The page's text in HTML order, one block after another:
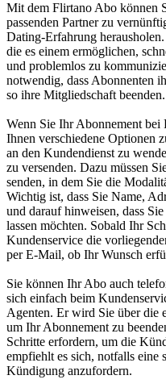
Mit dem Flirtano Abo können
passenden Partner zu
Dating-Erfahrung
die es einem ermöglichen,
und problemlos zu
notwendig, dass Abonnenten
so ihre Mitgliedschaft beenden.
Wenn Sie Ihr Abonnement bei
Ihnen verschiedene Optionen
an den Kundendienst zu
zu versenden. Dazu müssen
senden, in dem Sie die
Wichtig ist, dass Sie Name,
und darauf hinweisen, dass
lassen möchten. Sobald Ihr
Kundenservice die
per E-Mail, ob Ihr Wunsch
Sie können Ihr Abo auch
sich einfach beim
Agenten. Er wird Sie über die
um Ihr Abonnement zu
Schritte erfordern, um die
empfiehlt es sich, notfalls eine
Kündigung anzufordern.